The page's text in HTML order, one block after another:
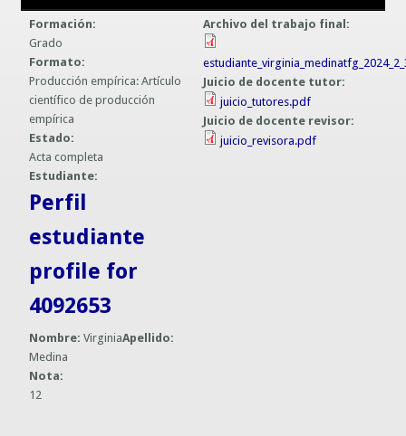
Guías prácticas o proyectos
Información sobre SPAM y Phising
Formación:
Grado
Formato:
Producción empírica: Artículo
científico de producción
empírica
Estado:
Acta completa
Estudiante:
Perfil
estudiante
profile for
4092653
Nombre:VirginiaApellido:
Medina
Nota:
12
Archivo del trabajo final:
Juicio de docente tutor:
juicio_tutores.pdf
Juicio de docente revisor:
juicio_revisora.pdf